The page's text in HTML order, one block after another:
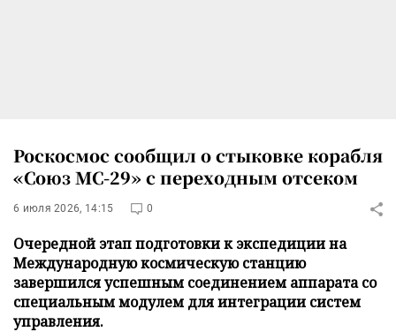
Роскосмос сообщил о стыковке корабля
«Союз МС-29» с переходным отсеком
6 июля 2026, 14:15 0
Очередной этап подготовки к экспедиции на
Международную космическую станцию
завершился успешным соединением аппарата со
специальным модулем для интеграции систем
управления.